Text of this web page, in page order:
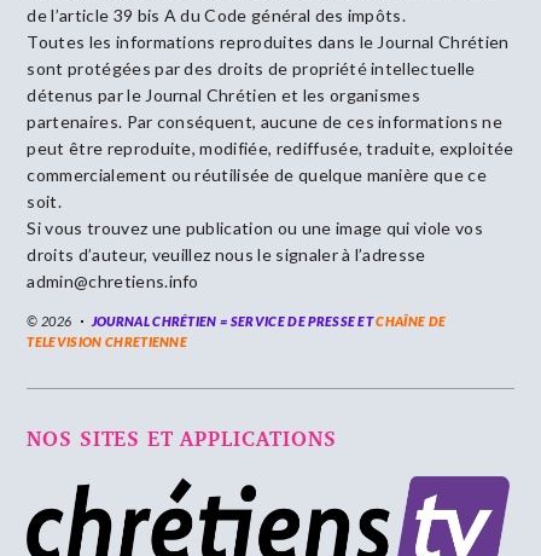
de l’article 39 bis A du Code général des impôts.
Toutes les informations reproduites dans le Journal Chrétien
sont protégées par des droits de propriété intellectuelle
détenus par le Journal Chrétien et les organismes
partenaires. Par conséquent, aucune de ces informations ne
peut être reproduite, modifiée, rediffusée, traduite, exploitée
commercialement ou réutilisée de quelque manière que ce
soit.
Si vous trouvez une publication ou une image qui viole vos
droits d’auteur, veuillez nous le signaler à l’adresse
admin@chretiens.info
© 2026 JOURNAL CHRÉTIEN = SERVICE DE PRESSE ETCHAÎNE DE
TELEVISION CHRETIENNE
NOS SITES ET APPLICATIONS